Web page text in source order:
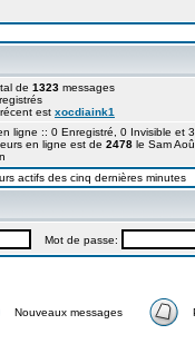
de 1323 messages
est xocdiaink1
ligne :: 0 Enregistré, 0 Invisible et
en ligne est de 2478 le Sam
actifs des cinq dernières minutes
Mot de passe:
Nouveaux messages